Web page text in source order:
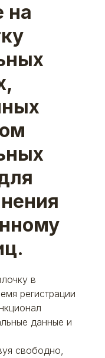
на
в
регистрации
данные и
свободно,